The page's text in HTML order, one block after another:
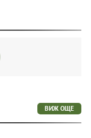
ВИЖ ОЩЕ